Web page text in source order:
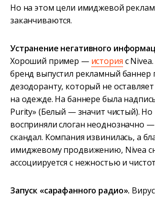
Но на этом цели имиджевой
заканчиваются.
Устранение негативного
Хороший пример — история с
бренд выпустил рекламный
дезодоранту, который не
на одежде. На баннере была
Purity» (Белый — значит чистый). Но
восприняли слоган неоднозначно
скандал. Компания извинилась, а
имиджевому продвижению, Nivea
ассоциируется с нежностью и
Запуск «сарафанного радио».